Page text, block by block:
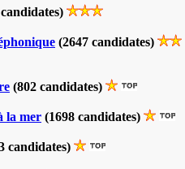
(2647 candidates)
(802 candidates)
la mer (1698 candidates)
candidates)